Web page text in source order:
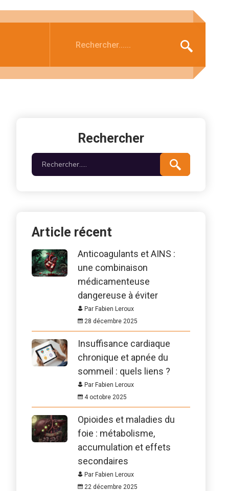
Rechercher
Article récent
Anticoagulants et AINS :
une combinaison
médicamenteuse
dangereuse à éviter
Par Fabien Leroux
28 décembre 2025
Insuffisance cardiaque
chronique et apnée du
sommeil : quels liens ?
Par Fabien Leroux
4 octobre 2025
Opioides et maladies du
foie : métabolisme,
accumulation et effets
secondaires
Par Fabien Leroux
22 décembre 2025